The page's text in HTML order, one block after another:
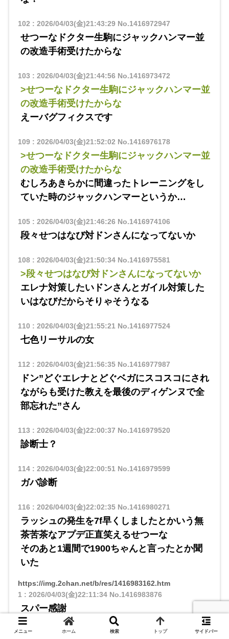
102 : 2026/04/03(金)21:43:29No.1416972947
せつーなドクター生駒にジャックハンマー並
の改造手術受けたからな
103 : 2026/04/03(金)21:44:56 No.1416973472
>せつーなドクター生駒にジャックハンマー並
の改造手術受けたからな
えーバグフィクスです
109: 2026/04/03(金)21:52:02 No.1416976178
>せつーなドクター生駒にジャックハンマー並
の改造手術受けたからな
むしろあきらかに間違ったトレーニングをし
ていた時のジャックハンマーというか…
105: 2026/04/03(金)21:46:26 No.1416974106
段々せつはなび対ドンさんになってないか
108: 2026/04/03(金)21:50:34No.1416975581
>段々せつはなび対ドンさんになってないか
エレナ対策したいドンさんとガイル対策した
いはなびだからそりゃそうなる
110 : 2026/04/03(金)21:55:21 No.1416977524
七色リーサルの女
112 : 2026/04/03(金)21:56:35No.1416977987
ドン”どぐエレナとどぐベガにスコスコにされ
ながらも受けた教えを最後のディゲンヌで全
部忘れた”さん
113 : 2026/04/03(金)22:00:37 No.1416979520
診断士？
114: 2026/04/03(金)22:00:51 No.1416979599
ガバ診断
116 : 2026/04/03(金)22:02:35No.1416980271
ラッシュの発生を7f早くしましたとかいう無
茶苦茶なアプデ正直笑えるせつーな
そのあと1週間で1900ちゃんと言ったとか聞
いた
https://img.2chan.net/b/res/1416983162.htm
1 : 2026/04/03(金)22:11:34No.1416983876
スパー感謝
4:2026/04/03(金)22:13:28 No.1416984555
メニュー ホーム 検索 トップ サイドバー